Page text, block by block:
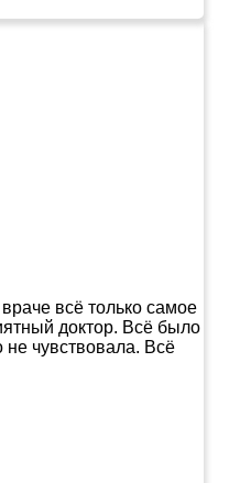
всё только самое
доктор. Всё было
чувствовала. Всё